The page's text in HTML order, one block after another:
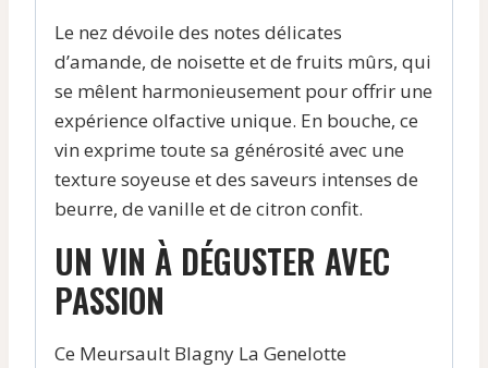
Le nez dévoile des notes délicates
d’amande, de noisette et de fruits mûrs, qui
se mêlent harmonieusement pour offrir une
expérience olfactive unique. En bouche, ce
vin exprime toute sa générosité avec une
texture soyeuse et des saveurs intenses de
beurre, de vanille et de citron confit.
UN VIN À DÉGUSTER AVEC
PASSION
Ce Meursault Blagny La Genelotte